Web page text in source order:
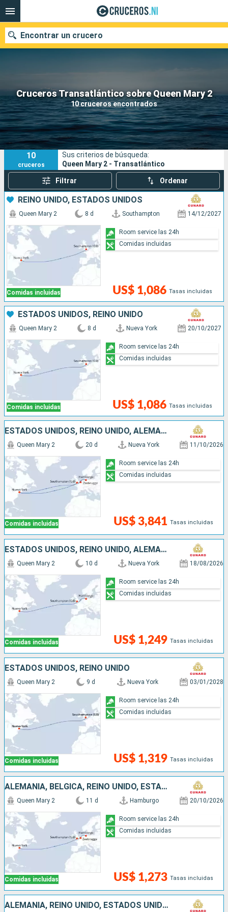
Cruceros Transatlántico sobre Queen Mary 2
10 cruceros encontrados
Encontrar un crucero
Nuestros destinos
Fecha de salida
Puertos Compañías
Buscar
10
cruceros
Sus criterios de búsqueda:
Queen Mary 2 - Transatlántico
Filtrar Ordenar
REINO UNIDO, ESTADOS UNIDOS
Comidas incluidas
Queen Mary 2 8 d Southampton 14/12/2027
US$ 1,086 Tasas incluidas
Room service las 24h
Comidas incluidas
ESTADOS UNIDOS, REINO UNIDO
Comidas incluidas
Queen Mary 2 8 d Nueva York 20/10/2027
US$ 1,086 Tasas incluidas
Room service las 24h
Comidas incluidas
ESTADOS UNIDOS, REINO UNIDO, ALEMANIA, BÉLGICA
Comidas incluidas
Queen Mary 2 20 d Nueva York 11/10/2026
US$ 3,841 Tasas incluidas
Room service las 24h
Comidas incluidas
ESTADOS UNIDOS, REINO UNIDO, ALEMANIA
Comidas incluidas
Queen Mary 2 10 d Nueva York 18/08/2026
US$ 1,249 Tasas incluidas
Room service las 24h
Comidas incluidas
ESTADOS UNIDOS, REINO UNIDO
Comidas incluidas
Queen Mary 2 9 d Nueva York 03/01/2028
US$ 1,319 Tasas incluidas
Room service las 24h
Comidas incluidas
ALEMANIA, BÉLGICA, REINO UNIDO, ESTADOS UNIDOS
Comidas incluidas
Queen Mary 2 11 d Hamburgo 20/10/2026
US$ 1,273 Tasas incluidas
Room service las 24h
Comidas incluidas
ALEMANIA, REINO UNIDO, ESTADOS UNIDOS